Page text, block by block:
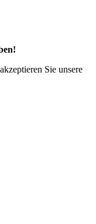
Sie unsere